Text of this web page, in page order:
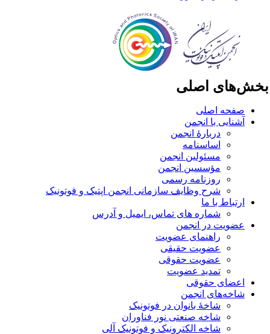
اصلی
صفحه اصلی
آشنایی با انجمن
دربارۀ انجمن
اساسنامه
مسئولین انجمن
مؤسسین انجمن
روزنامه رسمی
شرح وظایف سازمانی انجمن اپتیک و فوتونیک
ارتباط با ما
شماره های تماس، ایمیل و آدرس
عضویت در انجمن
راهنمای عضویت
عضویت حقیقی
عضویت حقوقی
تمدید عضویت
اعضای حقوقی
شاخه‌های انجمن
شاخۀ بانوان در فوتونیک
شاخه صنعتی نور فناوران
شاخه‌ الکترونیک و فوتونیک آلی